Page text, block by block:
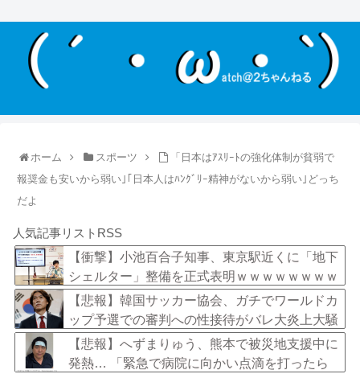
ホーム スポーツ
「日本はｱｽﾘｰﾄの強化体制が貧弱で
報奨金も安いから弱い｣｢日本人はﾊﾝｸﾞﾘｰ精神がないから弱い｣どっち
だよ
人気記事リストRSS
【衝撃】小池百合子知事、東京駅近くに「地下
シェルター」整備を正式表明ｗｗｗｗｗｗｗｗ
ｗ
【悲報】韓国サッカー協会、ガチでワールドカ
ップ予選での審判への性接待がバレ大炎上大騒
ぎにｗｗｗｗｗｗｗｗ
【悲報】へずまりゅう、熊本で被災地支援中に
発熱… 「緊急で病院に向かい点滴を打ったら